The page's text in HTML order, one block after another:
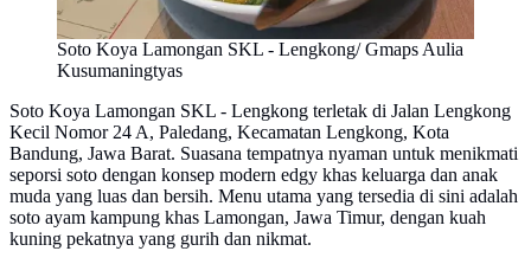
Soto Koya Lamongan SKL - Lengkong/ Gmaps Aulia
Kusumaningtyas
Soto Koya Lamongan SKL - Lengkong terletak di Jalan Lengkong
Kecil Nomor 24 A, Paledang, Kecamatan Lengkong, Kota
Bandung, Jawa Barat. Suasana tempatnya nyaman untuk menikmati
seporsi soto dengan konsep modern edgy khas keluarga dan anak
muda yang luas dan bersih. Menu utama yang tersedia di sini adalah
soto ayam kampung khas Lamongan, Jawa Timur, dengan kuah
kuning pekatnya yang gurih dan nikmat.